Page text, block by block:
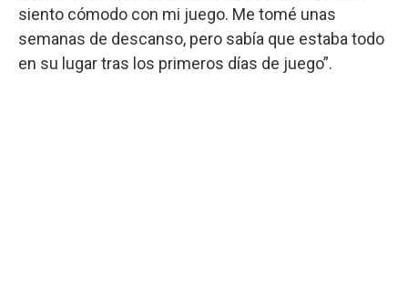
siento cómodo con mi juego. Me tomé unas
semanas de descanso, pero sabía que estaba todo
en su lugar tras los primeros días de juego”.